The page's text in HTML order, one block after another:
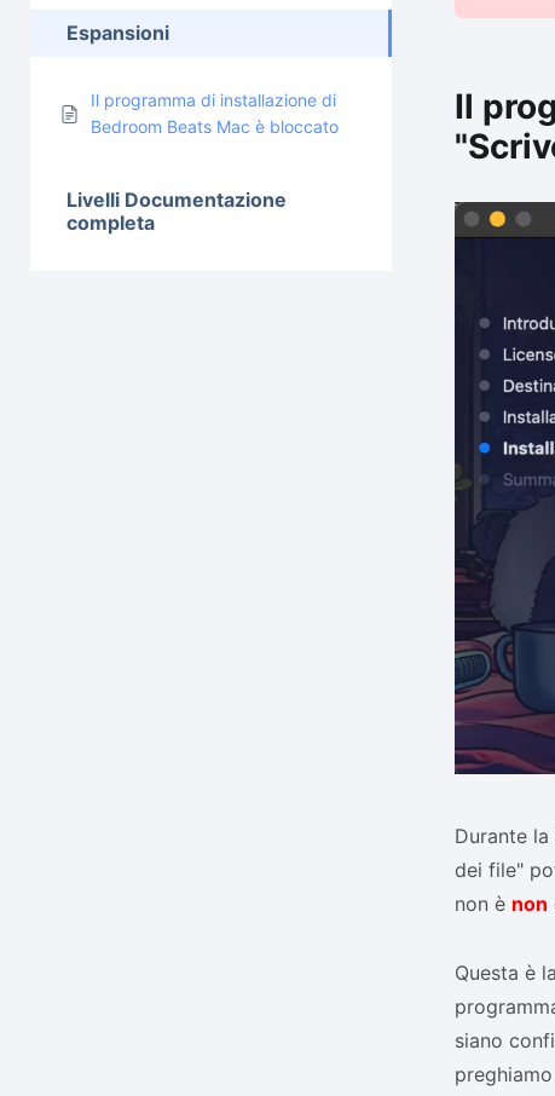
Espansioni
Il programma di installazione di
Bedroom Beats Mac è bloccato
Livelli Documentazione
completa
Il
Durante
dei file"
non è non
Questa è
siano